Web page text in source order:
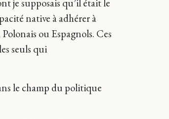
je supposais qu’il était le
native à adhérer à
ou Espagnols. Ces
seuls qui
le champ du politique